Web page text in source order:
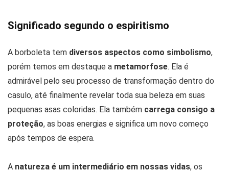
Significado segundo o espiritismo
A borboleta tem diversos aspectos como simbolismo,
porém temos em destaque a metamorfose. Ela é
admirável pelo seu processo de transformação dentro do
casulo, até finalmente revelar toda sua beleza em suas
pequenas asas coloridas. Ela também carrega consigo a
proteção, as boas energias e significa um novo começo
após tempos de espera.
A natureza é um intermediário em nossas vidas, os